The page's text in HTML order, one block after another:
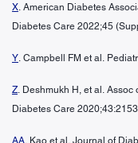
X. American Diabetes
Diabetes Care 2022;45
Y. Campbell FM et al.
Z. Deshmukh H, et al.
Diabetes Care
AA. Kao et al. Journal of